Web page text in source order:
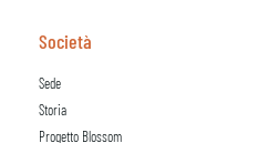
Società
Sede
Storia
Progetto Blossom